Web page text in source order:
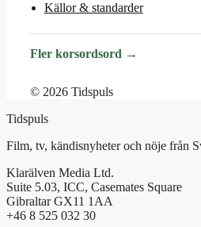
Källor & standarder
Fler korsordsord →
© 2026 Tidspuls
Tidspuls
Film, tv, kändisnyheter och nöje från
Klarälven Media Ltd.
Suite 5.03, ICC, Casemates Square
Gibraltar GX11 1AA
+46 8 525 032 30